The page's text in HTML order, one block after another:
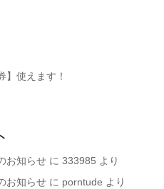
】使えます！
お知らせに 333985 より
お知らせに porntude より